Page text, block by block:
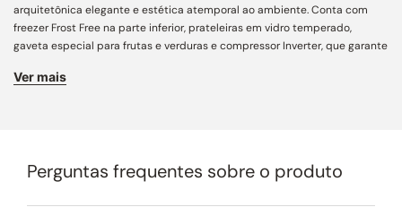
arquitetônica elegante e estética atemporal ao ambiente. Conta com
freezer Frost Free na parte inferior, prateleiras em vidro temperado,
gaveta especial para frutas e verduras e compressor Inverter, que garante
portas reversíveis e possibilidade de instalação lado a lado.
uniforme da temperatura e melhora a performance de refrigeração.
Ver mais
Perguntas frequentes sobre o produto